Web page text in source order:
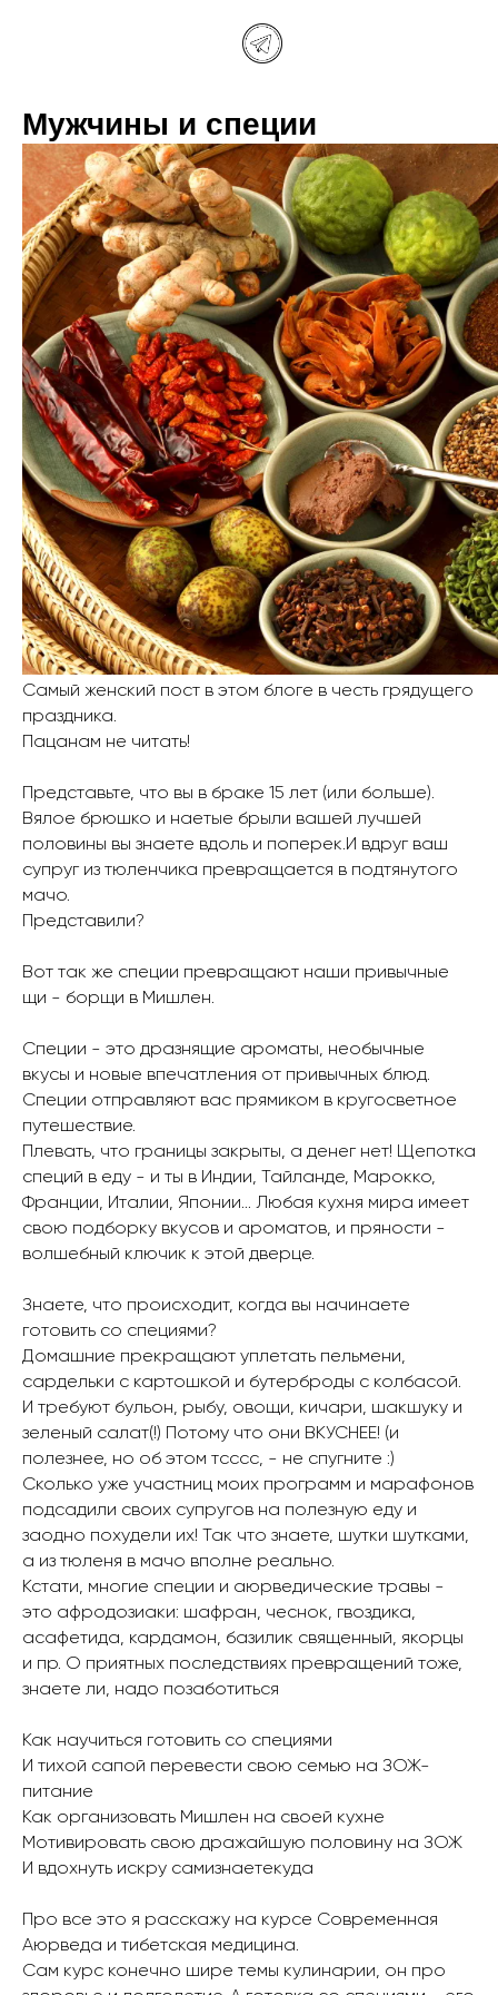
Мужчины и специи
Самый женский пост в этом блоге в честь грядущего
праздника.
Пацанам не читать!
Представьте, что вы в браке 15 лет (или больше).
Вялое брюшко и наетые брыли вашей лучшей
половины вы знаете вдоль и поперек.И вдруг ваш
супруг из тюленчика превращается в подтянутого
мачо.
Представили?
Вот так же специи превращают наши привычные
щи - борщи в Мишлен.
Специи - это дразнящие ароматы, необычные
вкусы и новые впечатления от привычных блюд.
Специи отправляют вас прямиком в кругосветное
путешествие.
Плевать, что границы закрыты, а денег нет! Щепотка
специй в еду - и ты в Индии, Тайланде, Марокко,
Франции, Италии, Японии… Любая кухня мира имеет
свою подборку вкусов и ароматов, и пряности -
волшебный ключик к этой дверце.
Знаете, что происходит, когда вы начинаете
готовить со специями?
Домашние прекращают уплетать пельмени,
сардельки с картошкой и бутерброды с колбасой.
И требуют бульон, рыбу, овощи, кичари, шакшуку и
зеленый салат(!) Потому что они ВКУСНЕЕ! (и
полезнее, но об этом тсссс, - не спугните :)
Сколько уже участниц моих программ и марафонов
подсадили своих супругов на полезную еду и
заодно похудели их! Так что знаете, шутки шутками,
а из тюленя в мачо вполне реально.
Кстати, многие специи и аюрведические травы -
это афродозиаки: шафран, чеснок, гвоздика,
асафетида, кардамон, базилик священный, якорцы
и пр. О приятных последствиях превращений тоже,
знаете ли, надо позаботиться
Как научиться готовить со специями
И тихой сапой перевести свою семью на ЗОЖ-
питание
Как организовать Мишлен на своей кухне
Мотивировать свою дражайшую половину на ЗОЖ
И вдохнуть искру самизнаетекуда
Про все это я расскажу на курсе Современная
Аюрведа и тибетская медицина.
Сам курс конечно шире темы кулинарии, он про
Меню
О школе
Соцсети